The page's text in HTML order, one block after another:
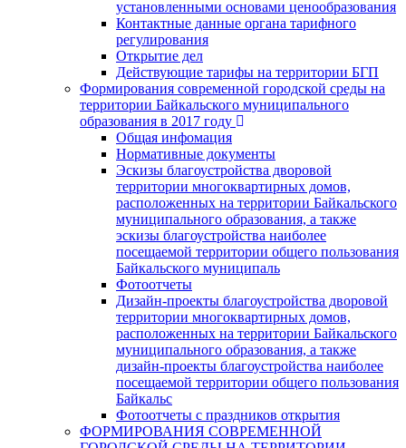
установленными основами ценообразования
Контактные данные органа тарифного
регулирования
Открытие дел
Действующие тарифы на территории БГП
Формирования современной городской среды на
территории Байкальского муниципального
образования в 2017 году
Общая инфомация
Нормативные документы
Эскизы благоустройства дворовой
территории многоквартирных домов,
расположенных на территории Байкальского
муниципального образования, а также
эскизы благоустройства наиболее
посещаемой территории общего пользования
Байкальского муниципаль
Фотоотчеты
Дизайн-проекты благоустройства дворовой
территории многоквартирных домов,
расположенных на территории Байкальского
муниципального образования, а также
дизайн-проекты благоустройства наиболее
посещаемой территории общего пользования
Байкальс
Фотоотчеты с праздников открытия
ФОРМИРОВАНИЯ СОВРЕМЕННОЙ